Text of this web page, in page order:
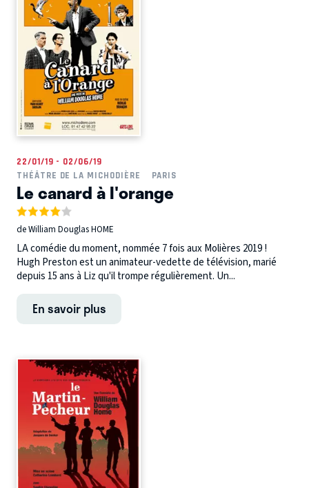
22/01/19 - 02/06/19
THÉÂTRE DE LA MICHODIÈRE
PARIS
Le canard à l'orange
de William Douglas HOME
LA comédie du moment, nommée 7 fois aux Molières 2019 !
Hugh Preston est un animateur-vedette de télévision, marié
depuis 15 ans à Liz qu'il trompe régulièrement. Un...
En savoir plus